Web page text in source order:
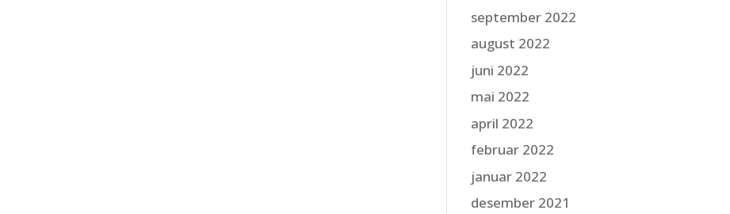
september 2022
august 2022
juni 2022
mai 2022
april 2022
februar 2022
januar 2022
desember 2021